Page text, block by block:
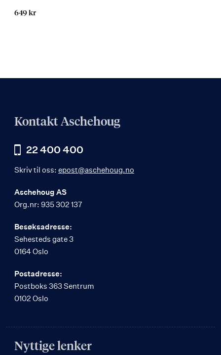
649 kr
Kontakt Aschehoug
22 400 400
Skriv til oss: epost@aschehoug.no
Aschehoug AS
Org.nr: 935 302 137
Besøksadresse:
Sehesteds gate 3
0164 Oslo
Postadresse:
Postboks 363 Sentrum
0102 Oslo
Nyttige lenker